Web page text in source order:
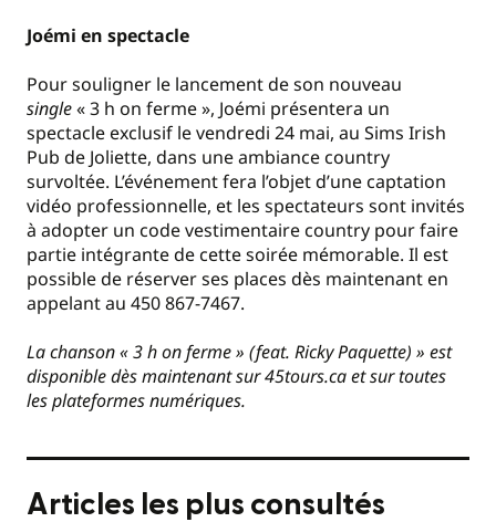
Joémi en spectacle
Pour souligner le lancement de son nouveau
single« 3 h on ferme », Joémi présentera un
spectacle exclusif le vendredi 24 mai, au Sims Irish
Pub de Joliette, dans une ambiance country
survoltée. L’événement fera l’objet d’une captation
vidéo professionnelle, et les spectateurs sont invités
à adopter un code vestimentaire country pour faire
partie intégrante de cette soirée mémorable. Il est
possible de réserver ses places dès maintenant en
appelant au 450 867-7467.
La chanson « 3 h on ferme » (feat. Ricky Paquette) » est
disponible dès maintenant sur 45tours.ca et sur toutes
les plateformes numériques.
Articles les plus consultés